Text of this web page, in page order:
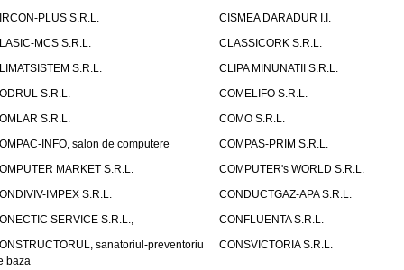
PLUS S.R.L.
CISMEA DARADUR I.I.
MCS S.R.L.
CLASSICORK S.R.L.
S.R.L.
CLIPA MINUNATII S.R.L.
S.R.L.
COMELIFO S.R.L.
S.R.L.
COMO S.R.L.
INFO, salon de computere
COMPAS-PRIM S.R.L.
MARKET S.R.L.
COMPUTER's WORLD S.R.L.
IMPEX S.R.L.
CONDUCTGAZ-APA S.R.L.
SERVICE S.R.L.,
CONFLUENTA S.R.L.
sanatoriul-preventoriu
baza
CONSVICTORIA S.R.L.